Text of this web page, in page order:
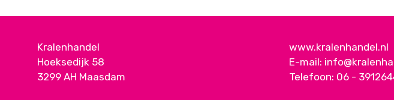
Kralenhandel
Hoeksedijk 58
3299 AH Maasdam
www.kralenhandel.nl
E-mail:
Telefoon: 06 -